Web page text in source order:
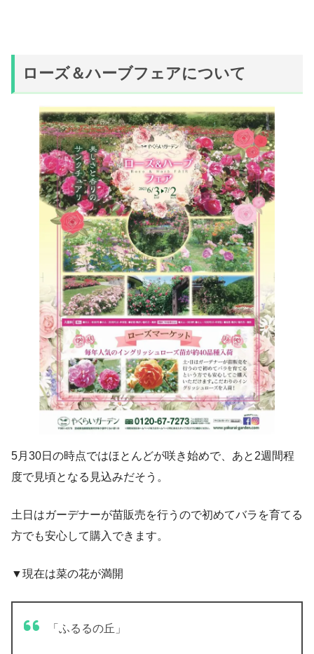
ローズ＆ハーブフェアについて
5月30日の時点ではほとんどが咲き始めで、あと2週間程
度で見頃となる見込みだそう。
土日はガーデナーが苗販売を行うので初めてバラを育てる
方でも安心して購入できます。
▼現在は菜の花が満開
「ふるるの丘」